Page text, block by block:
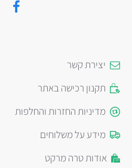
יצירת קשר
תקנון רכישה באתר
מדיניות החזרות והחלפות
מידע על משלוחים
אודות טרה מרקט